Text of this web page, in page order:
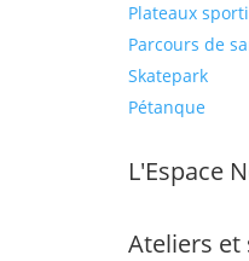
Plateaux
Parcours de
Skatepark
Pétanque
L'Espace
Ateliers et